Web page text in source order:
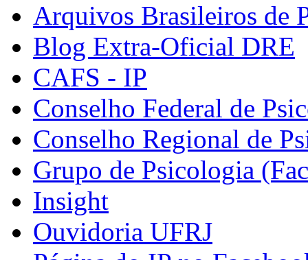
Arquivos Brasileiros de
Blog Extra-Oficial DRE
CAFS - IP
Conselho Federal de
Conselho Regional de
Grupo de Psicologia
Insight
Ouvidoria UFRJ